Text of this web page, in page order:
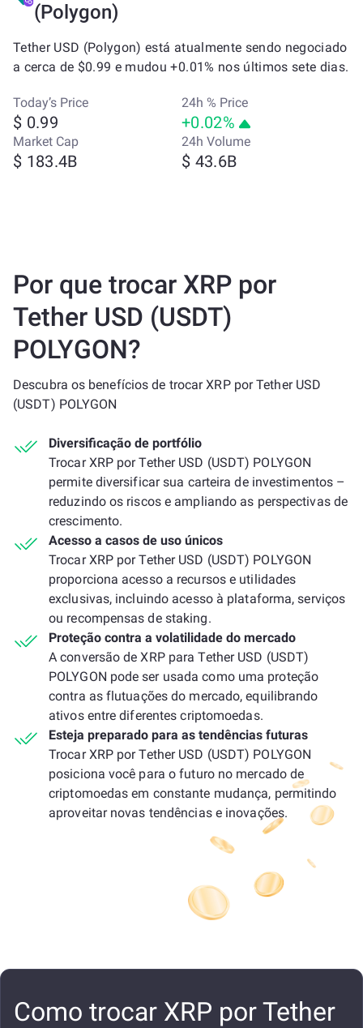
(Polygon)
Tether USD (Polygon) está atualmente sendo negociado
a cerca de $0.99 e mudou +0.01% nos últimos sete dias.
Today’s Price
$ 0.99
24h % Price
+0.02%
Market Cap
$ 183.4B
24h Volume
$ 43.6B
Por que trocar XRP por
Tether USD (USDT)
POLYGON?
Descubra os benefícios de trocar XRP por Tether USD
(USDT) POLYGON
Diversificação de portfólio
Trocar XRP por Tether USD (USDT) POLYGON
permite diversificar sua carteira de investimentos –
reduzindo os riscos e ampliando as perspectivas de
crescimento.
Acesso a casos de uso únicos
Trocar XRP por Tether USD (USDT) POLYGON
proporciona acesso a recursos e utilidades
exclusivas, incluindo acesso à plataforma, serviços
ou recompensas de staking.
Proteção contra a volatilidade do mercado
A conversão de XRP para Tether USD (USDT)
POLYGON pode ser usada como uma proteção
contra as flutuações do mercado, equilibrando
ativos entre diferentes criptomoedas.
Esteja preparado para as tendências futuras
Trocar XRP por Tether USD (USDT) POLYGON
posiciona você para o futuro no mercado de
criptomoedas em constante mudança, permitindo
aproveitar novas tendências e inovações.
Como trocar XRP por Tether